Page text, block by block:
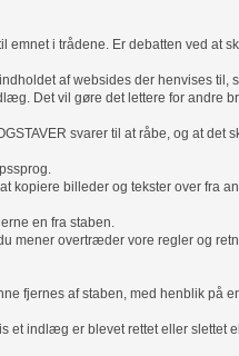
i trådene. Er debatten ved at
af websides der henvises til,
Det vil gøre det lettere for andre
svarer til at råbe, og at det
kopiere billeder og tekster over fra
en fra staben.
mener overtræder vore regler og
fjernes af staben, med henblik på
et indlæg er blevet rettet eller slettet